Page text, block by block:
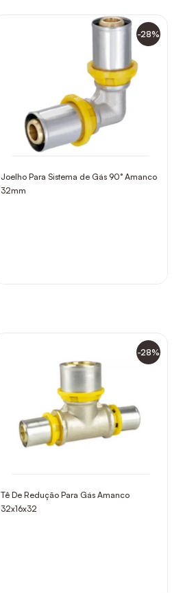
-28%
Joelho Para Sistema de Gás 90° Amanco
32mm
-28%
Tê De Redução Para Gás Amanco
32x16x32